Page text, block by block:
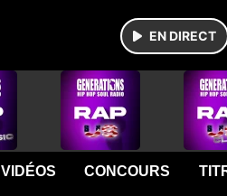
EN DIRECT
VIDÉOS CONCOURS